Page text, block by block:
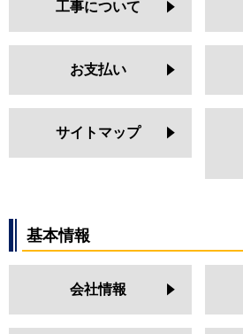
工事について
お支払い
サイトマップ
基本情報
会社情報